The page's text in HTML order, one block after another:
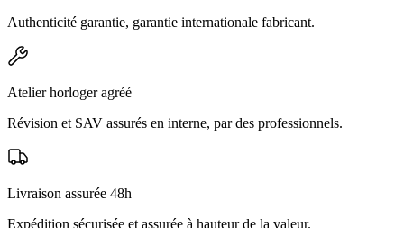
Authenticité garantie, garantie internationale fabricant.
Atelier horloger agréé
Révision et SAV assurés en interne, par des professionnels.
Livraison assurée 48h
Expédition sécurisée et assurée à hauteur de la valeur.